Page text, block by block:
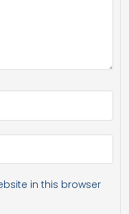
in this browser